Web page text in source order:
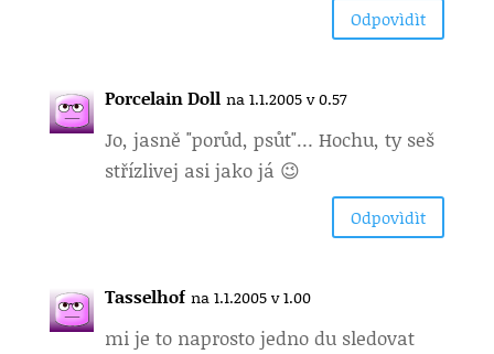
Odpovìdìt
Porcelain Doll na 1.1.2005 v 0.57
Jo, jasně "porůd, psůt"… Hochu, ty seš
střízlivej asi jako já 😉
Odpovìdìt
Tasselhof na 1.1.2005 v 1.00
mi je to naprosto jedno du sledovat